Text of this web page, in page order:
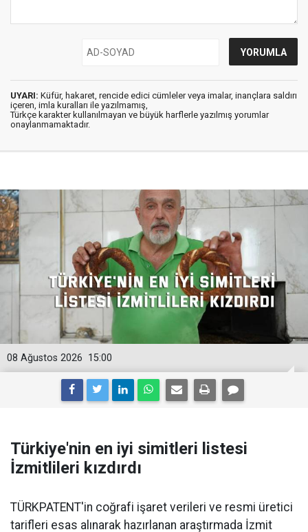
UYARI: Küfür, hakaret, rencide edici cümleler veya imalar, inançlara saldırı
içeren, imla kuralları ile yazılmamış,
Türkçe karakter kullanılmayan ve büyük harflerle yazılmış yorumlar
onaylanmamaktadır.
15:00
08 Ağustos 2026
Türkiye'nin en iyi simitleri listesi
İzmitlileri kızdırdı
TÜRKPATENT'in coğrafi işaret verileri ve resmi üretici
tarifleri esas alınarak hazırlanan araştırmada İzmit